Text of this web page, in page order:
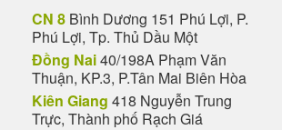
CN 8 Bình Dương 151 Phú Lợi, P.
Phú Lợi, Tp. Thủ Dầu Một
Đồng Nai40/198A Phạm Văn
Thuận, KP.3, P.Tân Mai Biên Hòa
Kiên Giang 418 Nguyễn Trung
Trực, Thành phố Rạch Giá